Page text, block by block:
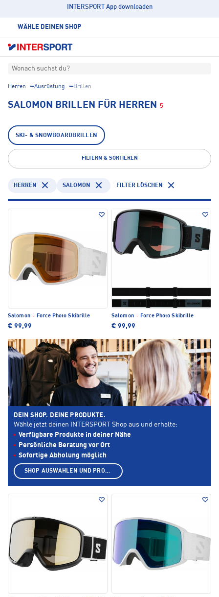
INTERSPORT App downloaden
WÄHLE DEINEN SHOP
Wonach suchst du?
Herren Ausrüstung Brillen
SALOMON BRILLEN FÜR HERREN 5
SKI- & SNOWBOARDBRILLEN
FILTERN & SORTIEREN
HERREN SALOMON FILTER LÖSCHEN
Salomon · Force Photo Skibrille
€ 99,99
Salomon · Force Photo Skibrille
€ 99,99
DEIN SHOP. DEINE PRODUKTE.
Wähle jetzt deinen INTERSPORT Shop aus und erhalte:
Verfügbare Produkte in deiner Nähe
Persönliche Beratung vor Ort
Sofortige Abholung möglich
SHOP AUSWÄHLEN UND PRODUKTE ANZEIGEN